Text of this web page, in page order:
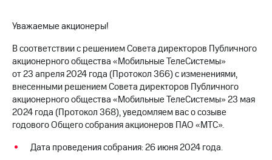
о технологиях
Достижения
Интервью
Финансовая
отчетность
Уважаемые акционеры!
В соответствии с решением Совета директоров Публичного
акционерного общества «Мобильные ТелеСистемы»
от 23 апреля 2024 года (Протокол 366) с изменениями,
внесенными решением Совета директоров Публичного
акционерного общества «Мобильные ТелеСистемы» 23 мая
2024 года (Протокол 368), уведомляем вас о созыве
годового Общего собрания акционеров ПАО «МТС».
Дата проведения собрания: 26 июня 2024 года.